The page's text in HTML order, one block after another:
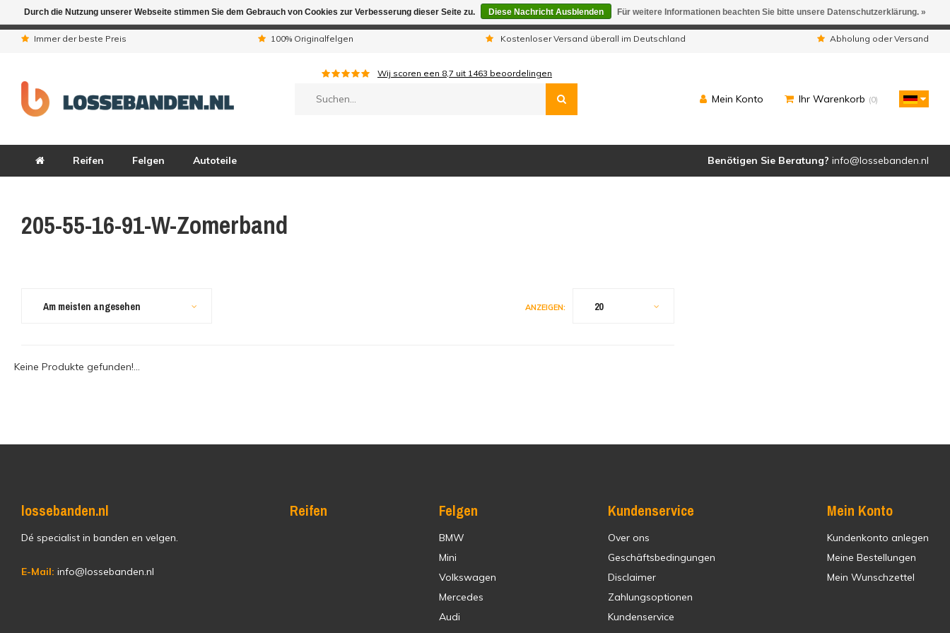
Immer der beste Preis 100% Originalfelgen Kostenloser Versand überall im Deutschland Abholung oder Versand
Wij scoren een 8,7 uit 1463 beoordelingen
Mein Konto Ihr Warenkorb (0)
Reifen Felgen Autoteile Benötigen Sie Beratung? info@lossebanden.nl
205-55-16-91-W-Zomerband
Am meisten angesehen ANZEIGEN: 20
Keine Produkte gefunden!...
lossebanden.nl
Dé specialist in banden en velgen.
E-Mail: info@lossebanden.nl
Reifen Felgen
BMW
Mini
Volkswagen
Mercedes
Audi
Kundenservice
Over ons
Geschäftsbedingungen
Disclaimer
Zahlungsoptionen
Kundenservice
Mein Konto
Kundenkonto anlegen
Meine Bestellungen
Mein Wunschzettel
Durch die Nutzung unserer Webseite stimmen Sie dem Gebrauch von Cookies zur Verbesserung dieser Seite zu. Diese Nachricht Ausblenden Für weitere Informationen beachten Sie bitte unsere Datenschutzerklärung. »
Aufgrund der Ferientagen sind wir telefonisch nicht erreichbar. Aufgegebene Bestellungen werden geliefert.